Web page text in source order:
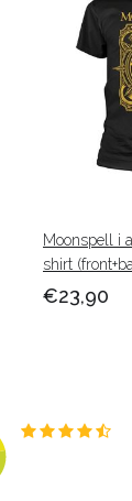
Moonspell i
shirt
€23,90